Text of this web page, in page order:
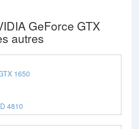
GeForce GTX
autres
1650
4810